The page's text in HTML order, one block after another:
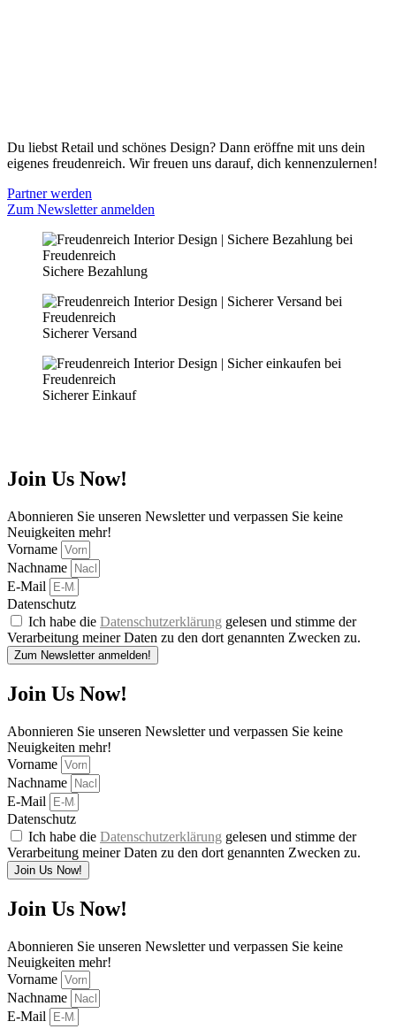
Du liebst Retail und schönes Design? Dann eröffne mit uns dein
eigenes freudenreich. Wir freuen uns darauf, dich kennenzulernen!
Partner werden
Zum Newsletter anmelden
Sichere Bezahlung
Sicherer Versand
Sicherer Einkauf
Join Us Now!
Abonnieren Sie unseren Newsletter und verpassen Sie keine
Neuigkeiten mehr!
Vorname
Nachname
E-Mail
Datenschutz
Ich habe die Datenschutzerklärung gelesen und stimme der
Verarbeitung meiner Daten zu den dort genannten Zwecken zu.
Zum Newsletter anmelden!
Join Us Now!
Abonnieren Sie unseren Newsletter und verpassen Sie keine
Neuigkeiten mehr!
Vorname
Nachname
E-Mail
Datenschutz
Ich habe die Datenschutzerklärung gelesen und stimme der
Verarbeitung meiner Daten zu den dort genannten Zwecken zu.
Join Us Now!
Join Us Now!
Abonnieren Sie unseren Newsletter und verpassen Sie keine
Neuigkeiten mehr!
Vorname
Nachname
E-Mail